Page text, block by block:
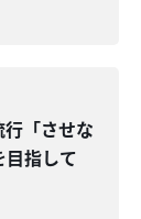
「させな
目指して